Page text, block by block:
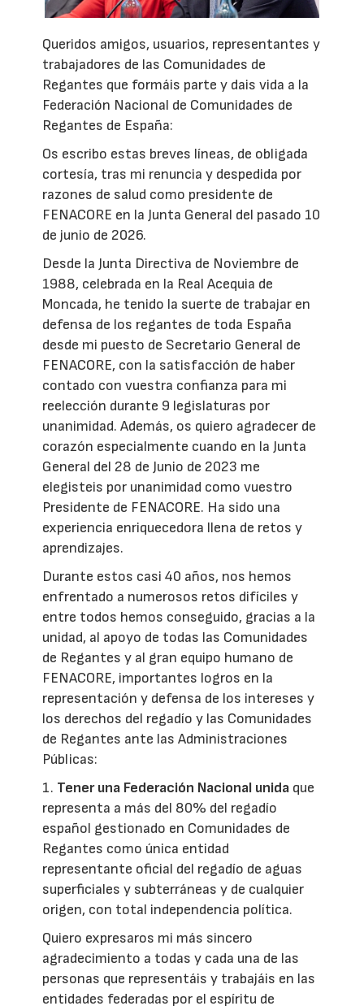
Queridos amigos, usuarios, representantes y
trabajadores de las Comunidades de
Regantes que formáis parte y dais vida a la
Federación Nacional de Comunidades de
Regantes de España:
Os escribo estas breves líneas, de obligada
cortesía, tras mi renuncia y despedida por
razones de salud como presidente de
FENACORE en la Junta General del pasado 10
de junio de 2026.
Desde la Junta Directiva de Noviembre de
1988, celebrada en la Real Acequia de
Moncada, he tenido la suerte de trabajar en
defensa de los regantes de toda España
desde mi puesto de Secretario General de
FENACORE, con la satisfacción de haber
contado con vuestra confianza para mi
reelección durante 9 legislaturas por
unanimidad. Además, os quiero agradecer de
corazón especialmente cuando en la Junta
General del 28 de Junio de 2023 me
elegisteis por unanimidad como vuestro
Presidente de FENACORE. Ha sido una
experiencia enriquecedora llena de retos y
aprendizajes.
Durante estos casi 40 años, nos hemos
enfrentado a numerosos retos difíciles y
entre todos hemos conseguido, gracias a la
unidad, al apoyo de todas las Comunidades
de Regantes y al gran equipo humano de
FENACORE, importantes logros en la
representación y defensa de los intereses y
los derechos del regadío y las Comunidades
de Regantes ante las Administraciones
Públicas:
1. Tener una Federación Nacional unida que
representa a más del 80% del regadío
español gestionado en Comunidades de
Regantes como única entidad
representante oficial del regadío de aguas
superficiales y subterráneas y de cualquier
origen, con total independencia política.
Quiero expresaros mi más sincero
agradecimiento a todas y cada una de las
personas que representáis y trabajáis en las
entidades federadas por el espíritu de